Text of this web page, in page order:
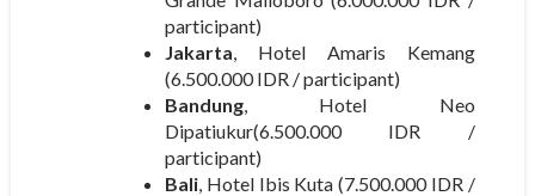
participant)
Jakarta , Hotel Amaris Kemang
(6.500.000 IDR / participant)
Bandung, Hotel Neo
Dipatiukur(6.500.000 IDR /
participant)
Bali, Hotel Ibis Kuta (7.500.000 IDR /